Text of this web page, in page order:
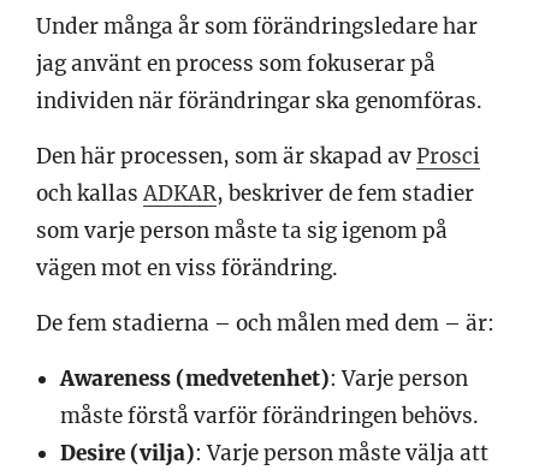
Under många år som förändringsledare har
jag använt en process som fokuserar på
individen när förändringar ska genomföras.
Den här processen, som är skapad avProsci
och kallasADKAR, beskriver de fem stadier
som varje person måste ta sig igenom på
vägen mot en viss förändring.
De fem stadierna – och målen med dem – är:
Awareness (medvetenhet): Varje person
måste förstå varför förändringen behövs.
Desire (vilja): Varje person måste välja att